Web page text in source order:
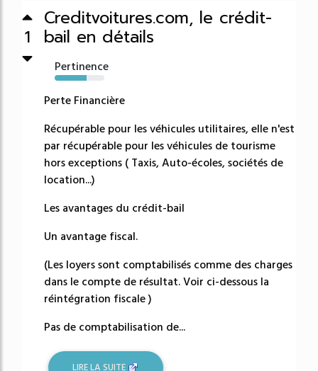
1
Creditvoitures.com, le crédit-
bail en détails
Pertinence
64%
Perte Financière
Récupérable pour les véhicules utilitaires, elle n'est
par récupérable pour les véhicules de tourisme
hors exceptions ( Taxis, Auto-écoles, sociétés de
location...)
Les avantages du crédit-bail
Un avantage fiscal.
(Les loyers sont comptabilisés comme des charges
dans le compte de résultat. Voir ci-dessous la
réintégration fiscale )
Pas de comptabilisation de...
LIRE LA SUITE